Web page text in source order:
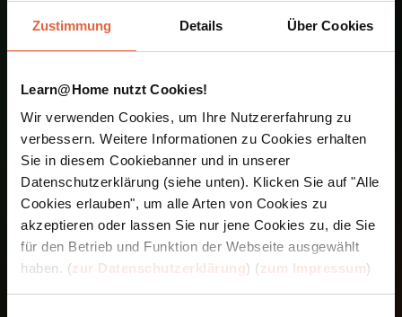
Zustimmung Details Über Cookies
Learn@Home nutzt Cookies!
Wir verwenden Cookies, um Ihre Nutzererfahrung zu
verbessern. Weitere Informationen zu Cookies erhalten
Sie in diesem Cookiebanner und in unserer
Datenschutzerklärung (siehe unten). Klicken Sie auf "Alle
Cookies erlauben", um alle Arten von Cookies zu
akzeptieren oder lassen Sie nur jene Cookies zu, die Sie
für den Betrieb und Funktion der Webseite ausgewählt
haben. (zur Datenschutzerklärung) (zum Impressum)
So wird Theorie schnell zur gelebten Praxis.
Am Ende präsentieren Sie Ihre Ergebnisse
mündliche Prüfung – klar strukturiert und gut
vorbereitet.
Alle Inhalte sind auch über unsere App
jederzeit und ortsunabhängig abrufbar – Ihre
Ausbildung passt sich Ihrem Leben an.
Die Module der Ausbildung im
Überblick
Kinder- und Jugendmentaltraining Teil 1